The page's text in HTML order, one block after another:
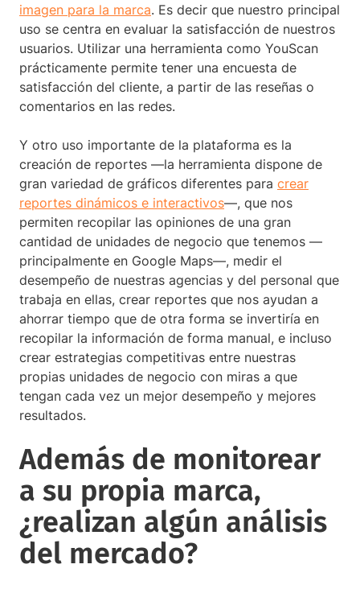
imagen para la marca. Es decir que nuestro principal
uso se centra en evaluar la satisfacción de nuestros
usuarios. Utilizar una herramienta como YouScan
prácticamente permite tener una encuesta de
satisfacción del cliente, a partir de las reseñas o
comentarios en las redes.
Y otro uso importante de la plataforma es la
creación de reportes —la herramienta dispone de
gran variedad de gráficos diferentes para crear
reportes dinámicos e interactivos—, que nos
permiten recopilar las opiniones de una gran
cantidad de unidades de negocio que tenemos —
principalmente en Google Maps—, medir el
desempeño de nuestras agencias y del personal que
trabaja en ellas, crear reportes que nos ayudan a
ahorrar tiempo que de otra forma se invertiría en
recopilar la información de forma manual, e incluso
crear estrategias competitivas entre nuestras
propias unidades de negocio con miras a que
tengan cada vez un mejor desempeño y mejores
resultados.
Además de monitorear
a su propia marca,
¿realizan algún análisis
del mercado?